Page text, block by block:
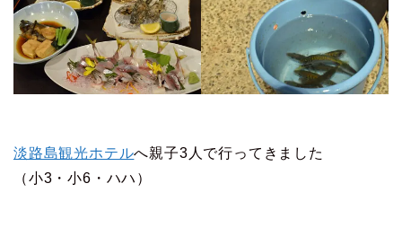
淡路島観光ホテルへ親子3人で行ってきました
（小3・小6・ハハ）